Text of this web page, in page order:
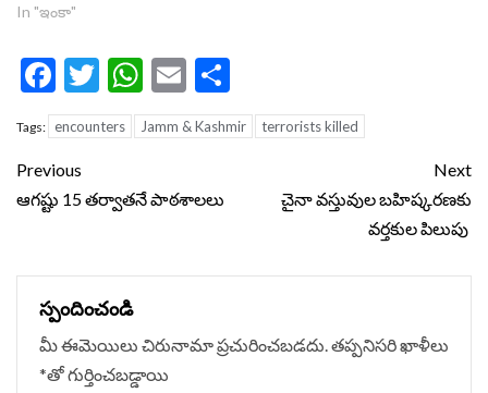
In "ఇంకా"
Facebook
Twitter
WhatsApp
Email
Tags: encounters Jamm & Kashmir terrorists killed
Continue
Reading
Previous
ఆగష్టు 15 తర్వాతనే పాఠశాలలు
Next
చైనా వస్తువుల బహిష్కరణకు
వర్తకుల పిలుపు
స్పందించండి
మీ ఈమెయిలు చిరునామా ప్రచురించబడదు.తప్పనిసరి ఖాళీలు
*‌తో గుర్తించబడ్డాయి